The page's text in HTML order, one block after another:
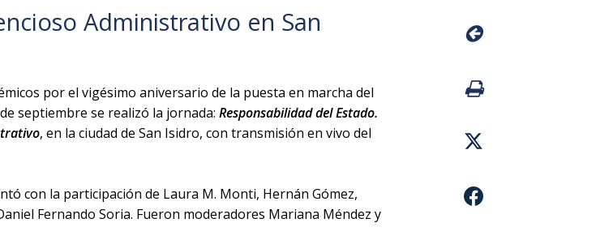
Administrativo en San
por el vigésimo aniversario de la puesta en marcha del
septiembre se realizó la jornada: Responsabilidad del Estado.
, en la ciudad de San Isidro, con transmisión en vivo del
con la participación de Laura M. Monti, Hernán Gómez,
Fernando Soria. Fueron moderadores Mariana Méndez y